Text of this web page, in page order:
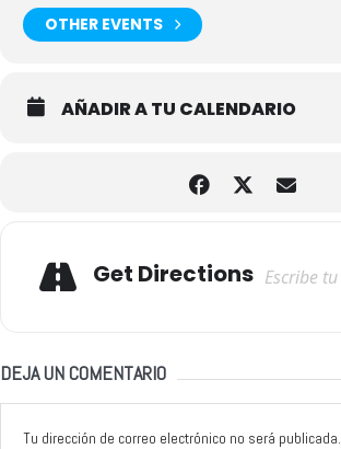
OTHER EVENTS
AÑADIR A TU CALENDARIO
Get Directions
DEJA UN COMENTARIO
Tu dirección de correo electrónico no será publicada.